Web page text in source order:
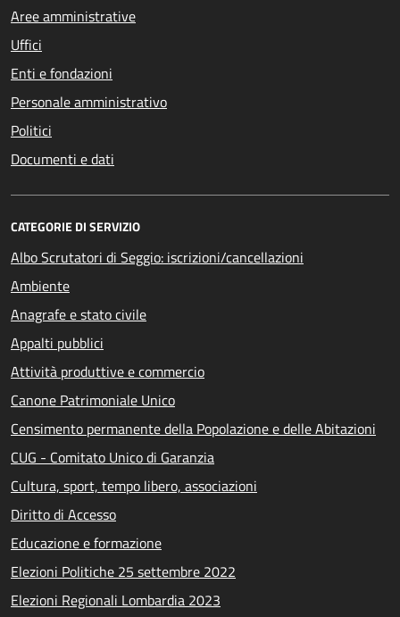
Aree amministrative
Uffici
Enti e fondazioni
Personale amministrativo
Politici
Documenti e dati
CATEGORIE DI SERVIZIO
Albo Scrutatori di Seggio: iscrizioni/cancellazioni
Ambiente
Anagrafe e stato civile
Appalti pubblici
Attività produttive e commercio
Canone Patrimoniale Unico
Censimento permanente della Popolazione e delle Abitazioni
CUG - Comitato Unico di Garanzia
Cultura, sport, tempo libero, associazioni
Diritto di Accesso
Educazione e formazione
Elezioni Politiche 25 settembre 2022
Elezioni Regionali Lombardia 2023